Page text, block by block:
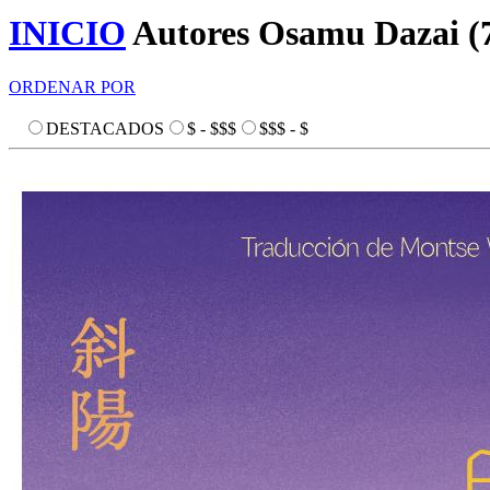
INICIOAutores Osamu Dazai (
ORDENAR POR
DESTACADOS $ - $$$ $$$ - $